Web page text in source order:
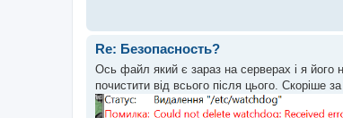
Re: Безопасность?
Ось файл який є зараз на серверах і я його
почистити від всього після цього. Скоріше